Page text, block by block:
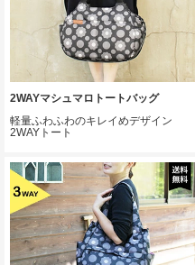
2WAYマシュマロトートバッグ
軽量ふわふわのキレイめデザイン
2WAYトート